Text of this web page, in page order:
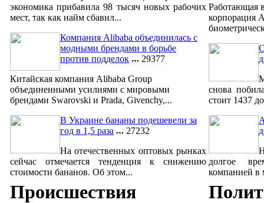
экономика прибавила 98 тысяч новых рабочих
мест, так как найм сбавил...
Компания Alibaba объединилась с
модными брендами в борьбе
против подделок
29377
Китайская компания Alibaba Group
объединенными усилиями с мировыми
брендами Swarovski и Prada, Givenchy,...
В Украине бананы подешевели за
год в 1,5 раза
27232
На отечественных оптовых рынках
сейчас отмечается тенденция к снижению
стоимости бананов. Об этом...
Работающая
корпорация
снова
стоит 1437
долгое
компанией в
Происшествия